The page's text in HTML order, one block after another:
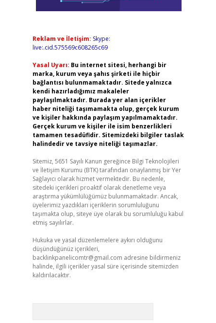
Reklam ve İletişim: Skype:
live:.cid.575569c608265c69
Yasal Uyarı: Bu internet sitesi, herhangi bir
marka, kurum veya şahıs şirketi ile hiçbir
bağlantısı bulunmamaktadır. Sitede yalnızca
kendi hazırladığımız makaleler
paylaşılmaktadır. Burada yer alan içerikler
haber niteliği taşımamakta olup, gerçek kurum
ve kişiler hakkında paylaşım yapılmamaktadır.
Gerçek kurum ve kişiler ile isim benzerlikleri
tamamen tesadüfidir. Sitemizdeki bilgiler taslak
halindedir ve tavsiye niteliği taşımazlar.
Sitemiz, 5651 Sayılı Kanun gereğince Bilgi Teknolojileri
ve İletişim Kurumu (BTK) tarafından onaylanmış bir Yer
Sağlayıcı olarak hizmet vermektedir. Bu nedenle,
sitedeki içerikleri proaktif olarak denetleme veya
araştırma yükümlülüğümüz bulunmamaktadır. Ancak,
üyelerimiz yazdıkları içeriklerin sorumluluğunu
taşımakta olup, siteye üye olarak bu sorumluluğu kabul
etmiş sayılırlar.
Hukuka ve yasal düzenlemelere aykırı olduğunu
düşündüğünüz içerikleri,
backlinkpanelicomtr@gmail.com adresine bildirmeniz
halinde, ilgili içerikler yasal süre içerisinde sitemizden
kaldırılacaktır.